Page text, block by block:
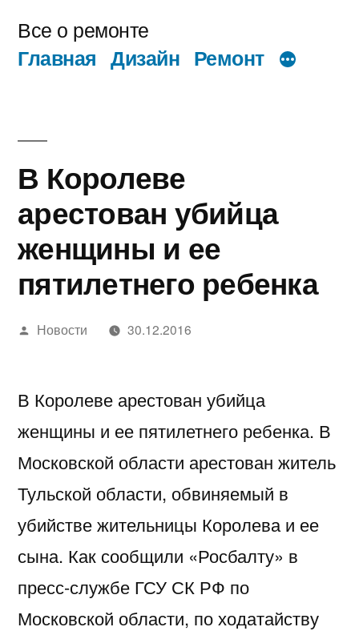
содержимому
Все о ремонте
Главная Дизайн Ремонт
В Королеве
арестован убийца
женщины и ее
пятилетнего ребенка
Написано
Новости 30.12.2016
В Королеве арестован убийца
женщины и ее пятилетнего ребенка. В
Московской области арестован житель
Тульской области, обвиняемый в
убийстве жительницы Королева и ее
сына. Как сообщили «Росбалту» в
пресс-службе ГСУ СК РФ по
Московской области, по ходатайству